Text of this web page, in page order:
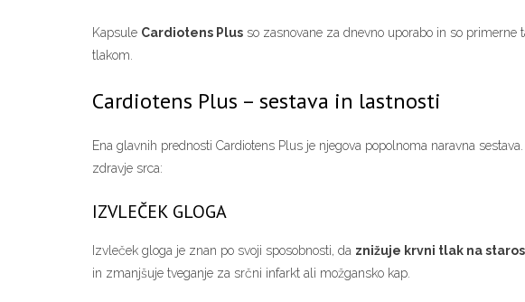
Kapsule Cardiotens Plus so zasnovane za dnevno uporabo in so
tlakom.
Cardiotens Plus – sestava in lastnosti
Ena glavnih prednosti Cardiotens Plus je njegova popolnoma naravna
zdravje srca:
IZVLEČEK GLOGA
Izvleček gloga je znan po svoji sposobnosti, da znižuje krvni tlak na
in zmanjšuje tveganje za srčni infarkt ali možgansko kap.